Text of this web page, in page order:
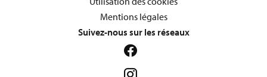
Mentions légales
Suivez-nous sur les réseaux